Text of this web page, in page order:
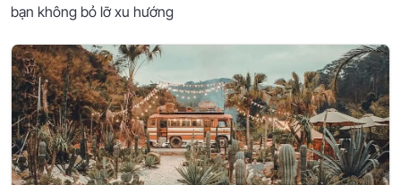
bạn không bỏ lỡ xu hướng